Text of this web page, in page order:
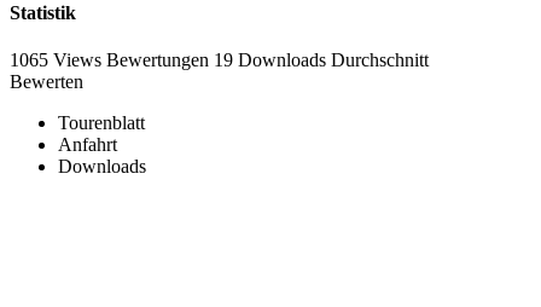
Statistik
1065 Views Bewertungen 19 Downloads Durchschnitt
Bewerten
Tourenblatt
Anfahrt
Downloads